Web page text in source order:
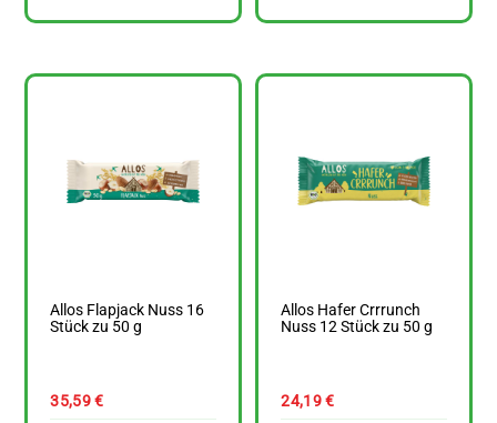
Allos Flapjack Nuss 16
Stück zu 50 g
35,59€
Allos Hafer Crrrunch
Nuss 12 Stück zu 50 g
24,19€